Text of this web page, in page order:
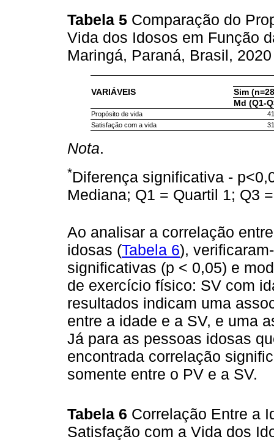
Tabela 5 Comparação do
Vida dos Idosos em Função
Maringá, Paraná, Brasil,
VARIÁVEIS
Sim
Md (Q1-
Propósito de vida
Satisfação com a vida
Nota.
*Diferença significativa -
Mediana; Q1 = Quartil 1; Q3
Ao analisar a correlação
idosas (Tabela 6),
significativas (p < 0,05) e
de exercício físico: SV com
resultados indicam uma
entre a idade e a SV, e uma
Já para as pessoas idosas
encontrada correlação
somente entre o PV e a SV.
Tabela 6 Correlação Entre a
Satisfação com a Vida dos